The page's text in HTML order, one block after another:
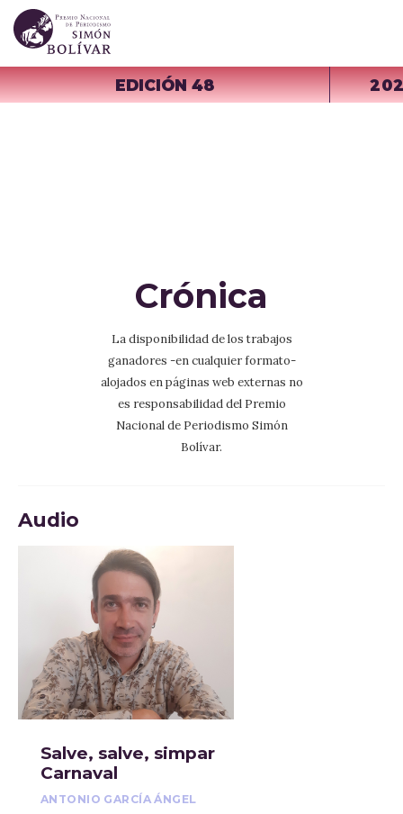
EDICIÓN 48
Crónica
La disponibilidad de los trabajos
ganadores -en cualquier formato-
alojados en páginas web externas no
es responsabilidad del Premio
Nacional de Periodismo Simón
Bolívar.
Audio
Salve, salve, simpar
Carnaval
ANTONIO GARCÍA ÁNGEL